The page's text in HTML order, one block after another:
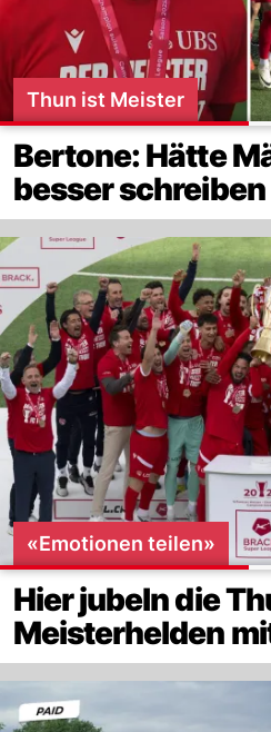
Thun ist Meister
Bertone: Hätte
besser
«Emotionen teilen»
Hier jubeln die
Meisterhelden